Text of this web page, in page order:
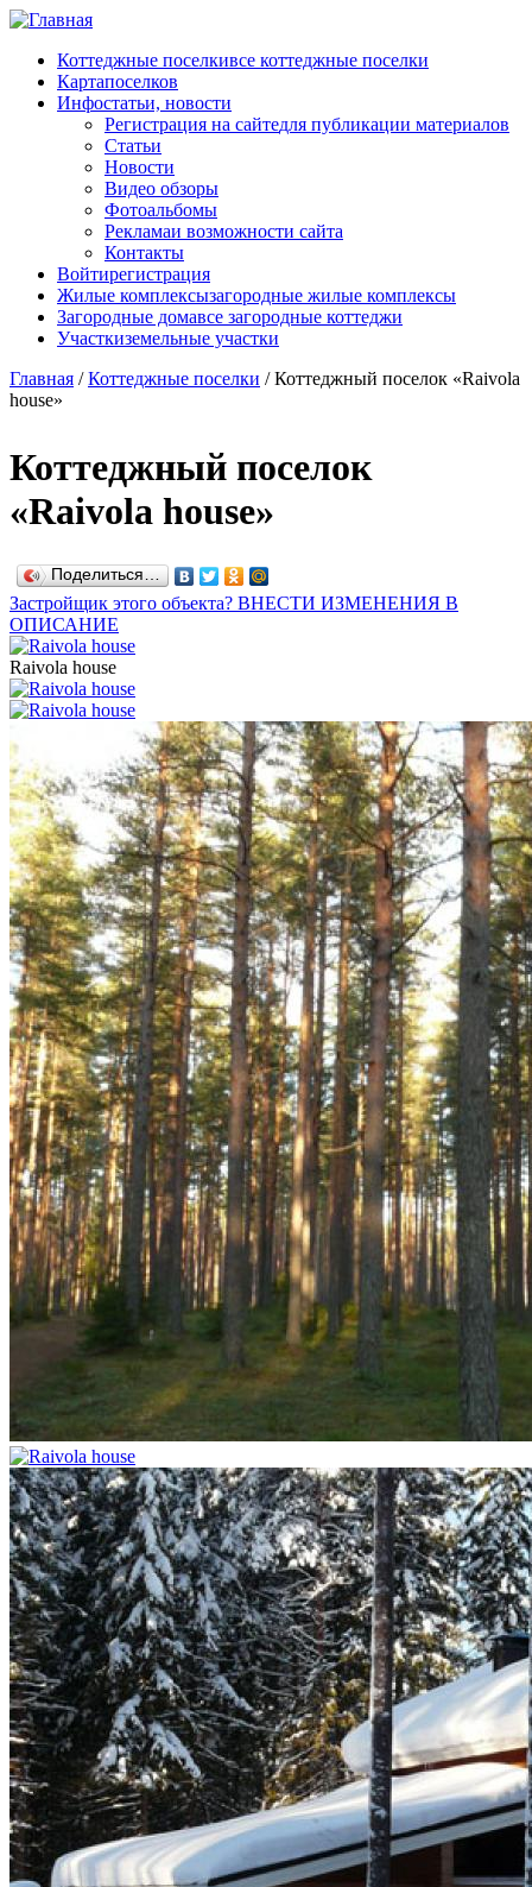
Перейти к основному содержанию
Коттеджные поселкивсе коттеджные поселки
Картапоселков
Инфостатьи, новости
Регистрация на сайтедля публикации материалов
Статьи
Новости
Видео обзоры
Фотоальбомы
Рекламаи возможности сайта
Контакты
Войтирегистрация
Жилые комплексызагородные жилые комплексы
Загородные домавсе загородные коттеджи
Участкиземельные участки
Главная / Коттеджные поселки /Коттеджный поселок «Raivola
house»
Коттеджный поселок
«Raivola house»
Поделиться…
Застройщик этого объекта? ВНЕСТИ ИЗМЕНЕНИЯ В
ОПИСАНИЕ
Raivola house